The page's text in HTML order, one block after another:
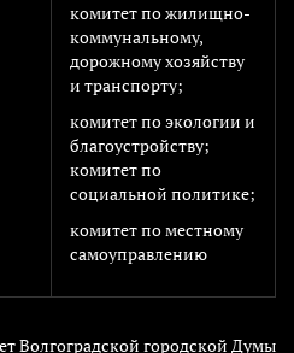
комитет по жилищно-
коммунальному,
дорожному хозяйству
и транспорту;
комитет по экологии и
благоустройству;
комитет по
социальной политике;
комитет по местному
самоуправлению
Волгоградской городской Думы